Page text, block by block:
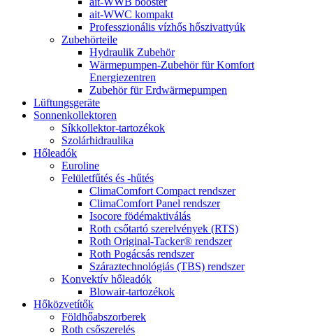
ait-WWC kompakt
Professzionális vízhős hőszivattyúk
Zubehörteile
Hydraulik Zubehör
Wärmepumpen-Zubehör für Komfort
Energiezentren
Zubehör für Erdwärmepumpen
Lüftungsgeräte
Sonnenkollektoren
Síkkollektor-tartozékok
Szolárhidraulika
Hőleadók
Euroline
Felületfűtés és -hűtés
ClimaComfort Compact rendszer
ClimaComfort Panel rendszer
Isocore födémaktiválás
Roth csőtartó szerelvények (RTS)
Roth Original-Tacker® rendszer
Roth Pogácsás rendszer
Száraztechnológiás (TBS) rendszer
Konvektív hőleadók
Blowair-tartozékok
Hőközvetítők
Földhőabszorberek
Roth csőszerelés